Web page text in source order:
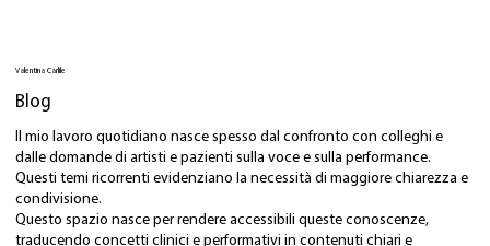
Valentina Carlile
Blog
Il mio lavoro quotidiano nasce spesso dal confronto con colleghi e
dalle domande di artisti e pazienti sulla voce e sulla performance.
Questi temi ricorrenti evidenziano la necessità di maggiore chiarezza e
condivisione.
Questo spazio nasce per rendere accessibili queste conoscenze,
traducendo concetti clinici e performativi in contenuti chiari e